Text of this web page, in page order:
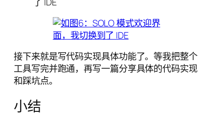
接下来就是写代码实现具体功能了。等我把整个
工具写完并跑通，再写一篇分享具体的代码实现
和踩坑点。
小结